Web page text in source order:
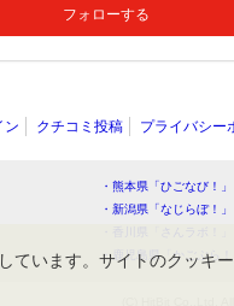
フォローする
ン クチコミ投稿 プライバシー
・熊本県「ひごなび！」
・新潟県「なじらぼ！」
・鹿児島県「かごぶら
います。サイトのクッキ